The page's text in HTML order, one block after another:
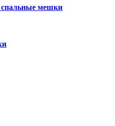
спальные мешки